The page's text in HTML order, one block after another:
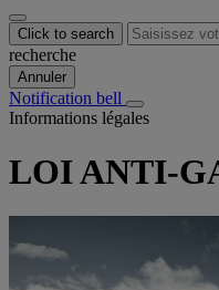
Click to search
recherche
Annuler
Notification bell
Informations légales
LOI ANTI-